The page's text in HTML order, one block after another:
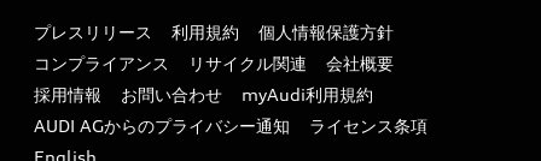
ファイナンス
キャンペーン / イベント
買取査定
リサイクル法
よくある質問（FAQ）
プレスリリース 利用規約
個人情報保護方針
コンプライアンス
リサイクル関連
会社概要
採用情報
お問い合わせ
myAudi利用規約
AUDI AGからのプライバシー通知
ライセンス条項
English